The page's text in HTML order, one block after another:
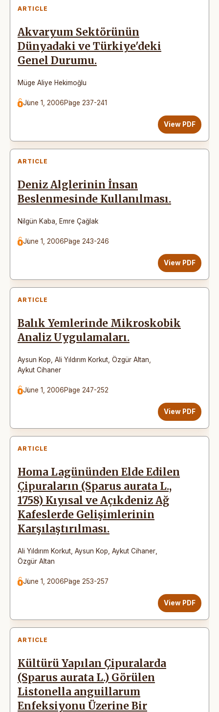
ARTICLE
Akvaryum Sektörünün
Dünyadaki ve Türkiye'deki
Genel Durumu.
Müge Aliye Hekimoğlu
June 1, 2006Page 237-241
View PDF
ARTICLE
Deniz Alglerinin İnsan
Beslenmesinde Kullanılması.
Nilgün Kaba Emre Çağlak
June 1, 2006Page 243-246
View PDF
ARTICLE
Balık Yemlerinde Mikroskobik
Analiz Uygulamaları.
Aysun Kop Ali Yıldırım Korkut Özgür Altan
Aykut Cihaner
June 1, 2006Page 247-252
View PDF
ARTICLE
Homa Lagününden Elde Edilen
Çipuraların (Sparus aurata L.,
1758) Kıyısal ve Açıkdeniz Ağ
Kafeslerde Gelişimlerinin
Karşılaştırılması.
Ali Yıldırım Korkut Aysun Kop Aykut Cihaner
Özgür Altan
June 1, 2006Page 253-257
View PDF
ARTICLE
Kültürü Yapılan Çipuralarda
(Sparus aurata L.) Görülen
Listonella anguillarum
Enfeksiyonu Üzerine Bir